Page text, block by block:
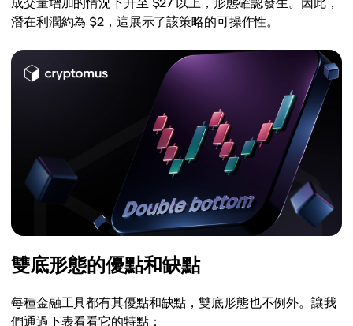
潛在利潤約為 $2，這展示了該策略的可操作性。
雙底形態的優點和缺點
每種金融工具都有其優點和缺點，雙底形態也不例外。讓我
們通過下表看看它的特點：